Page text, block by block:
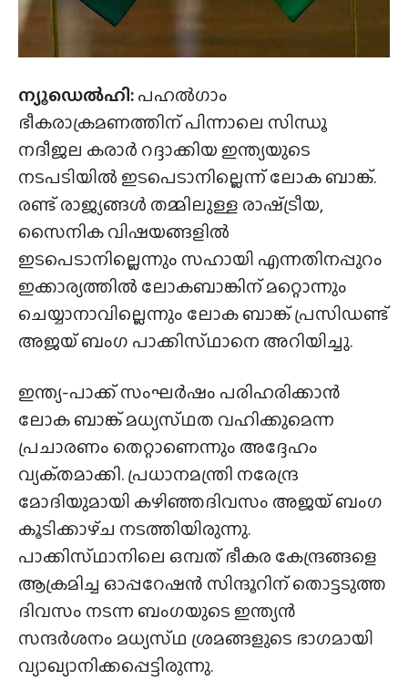
ന്യൂഡെൽഹി:പഹൽഗാം
ഭീകരാക്രമണത്തിന് പിന്നാലെ സിന്ധൂ
നദീജല കരാർ റദ്ദാക്കിയ ഇന്ത്യയുടെ
നടപടിയിൽ ഇടപെടാനില്ലെന്ന് ലോക ബാങ്ക്.
രണ്ട് രാജ്യങ്ങൾ തമ്മിലുള്ള രാഷ്‌ട്രീയ,
സൈനിക വിഷയങ്ങളിൽ
ഇടപെടാനില്ലെന്നും സഹായി എന്നതിനപ്പുറം
ഇക്കാര്യത്തിൽ ലോകബാങ്കിന് മറ്റൊന്നും
ചെയ്യാനാവില്ലെന്നും ലോക ബാങ്ക് പ്രസിഡണ്ട്
അജയ് ബംഗ പാക്കിസ്‌ഥാനെ അറിയിച്ചു.
ഇന്ത്യ-പാക്ക് സംഘർഷം പരിഹരിക്കാൻ
ലോക ബാങ്ക് മധ്യസ്‌ഥത വഹിക്കുമെന്ന
പ്രചാരണം തെറ്റാണെന്നും അദ്ദേഹം
വ്യക്‌തമാക്കി. പ്രധാനമന്ത്രി നരേന്ദ്ര
മോദിയുമായി കഴിഞ്ഞദിവസം അജയ് ബംഗ
കൂടിക്കാഴ്‌ച നടത്തിയിരുന്നു.
പാക്കിസ്‌ഥാനിലെ ഒമ്പത് ഭീകര കേന്ദ്രങ്ങളെ
ആക്രമിച്ച ഓപ്പറേഷൻ സിന്ദൂറിന് തൊട്ടടുത്ത
ദിവസം നടന്ന ബംഗയുടെ ഇന്ത്യൻ
സന്ദർശനം മധ്യസ്‌ഥ ശ്രമങ്ങളുടെ ഭാഗമായി
വ്യാഖ്യാനിക്കപ്പെട്ടിരുന്നു.